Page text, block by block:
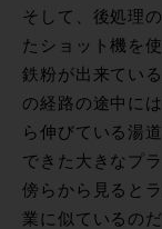
そして、後処理
たショット機を
鉄粉が出来てい
の経路の途中に
ら伸びている湯
できた大きなプ
傍らから見ると
業に似ているの